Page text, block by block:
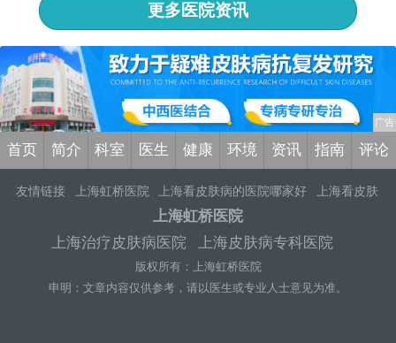
更多医院资讯
首页 简介 科室 医生 健康 环境 资讯 指南 评论
友情链接 上海虹桥医院 上海看皮肤病的医院哪家好
上海看皮肤
上海虹桥医院皮肤科好不好 上海虹桥医院口碑评价
皮肤病医院专家
上海治疗皮肤病的医院
上海治疗皮肤病的医院
上海治疗皮肤病医院哪家好 上海治疗皮肤病医院
海治疗皮肤病医院排名前十
上海治疗皮肤病专业医院
上海虹桥
上海虹桥医院
上海治疗皮肤病医院
上海皮肤病专科医院
版权所有：上海虹桥医院
申明：文章内容仅供参考，请以医生或专业人士意见为准。